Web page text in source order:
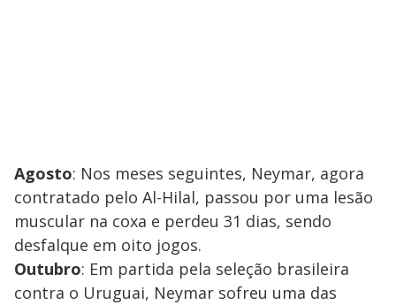
Agosto: Nos meses seguintes, Neymar, agora
contratado pelo Al-Hilal, passou por uma lesão
muscular na coxa e perdeu 31 dias, sendo
desfalque em oito jogos.
Outubro: Em partida pela seleção brasileira
contra o Uruguai, Neymar sofreu uma das